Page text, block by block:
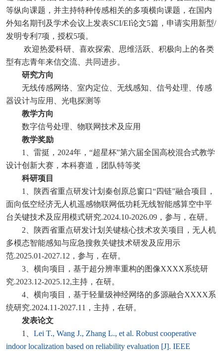
等纵向课题，并主持特种传感相关的多项横向课题，在国内
外知名期刊及学术会议上发表SCI/EI论文5篇，申请实用新型/
发明专利7项，授权5项。
欢迎热爱科研、喜欢探索、思维活跃、积极向上的各类
型有志青年来信交流、共同进步。
研究方向
无线传感网络、室内定位、无线感知、信号处理、传感
器设计与应用、光电探测等
教学方向
数字信号处理、物联网技术及应用
教学奖励
1、雷挺，2024年，“超星杯”第六届全国高校混合式教学
设计创新大赛，本科赛道，团队特等奖
科研项目
1、陕西省重点研发计划秦创原总窗口“四链”融合项目，
面向低空经济无人机遥感物联网低功耗无线智能感算空中平
台关键技术及应用模式研究.2024.10-2026.09，参与，在研。
2、陕西省重点研发计划关键核心技术攻关项目，无人机
多模态智能感知与应急搜救关键技术研发及应用示
范.2025.01-2027.12，参与，在研。
3、横向项目，基于超分辨率重构的图像XXXX系统研
究.2023.12-2025.12,主持，在研。
4、横向项目，基于轻量级神经网络的多源融合XXXX系
统研究.2024.11-2027.11，主持，在研。
发表论文
1、 Lei T., Wang J., Zhang L., et al. Robust cooperative
indoor localization based on reliability evaluation [J]. IEEE